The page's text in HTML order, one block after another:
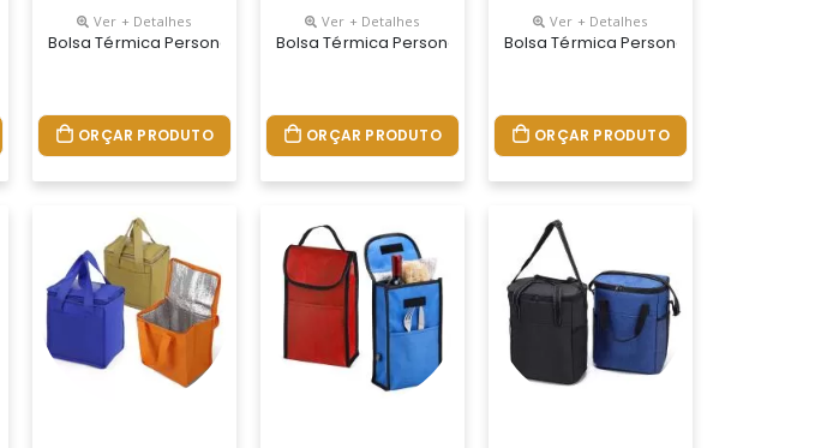
Ver + Detalhes
Bolsa Térmica Personalizada
ORÇAR PRODUTO
Ver + Detalhes
Bolsa Térmica Personalizada
ORÇAR PRODUTO
Ver + Detalhes
Bolsa Térmica Personalizada
ORÇAR PRODUTO